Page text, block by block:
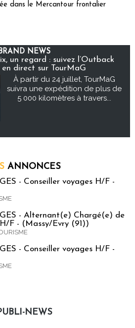
dans le Mercantour frontalier
BRAND NEWS
un regard : suivez l’Outback
direct sur TourMaG
À partir du 24 juillet, TourMaG
suivra une expédition de plus de
5 000 kilomètres à travers...
ANNONCES
- Conseiller voyages H/F -
- Alternant(e) Chargé(e) de
F - (Massy/Evry (91))
- Conseiller voyages H/F -
NEWS